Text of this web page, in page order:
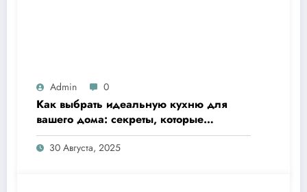
Admin 0
Как выбрать идеальную кухню для
вашего дома: секреты, которые
сделают готовку настоящим
удовольствием
30 Августа, 2025